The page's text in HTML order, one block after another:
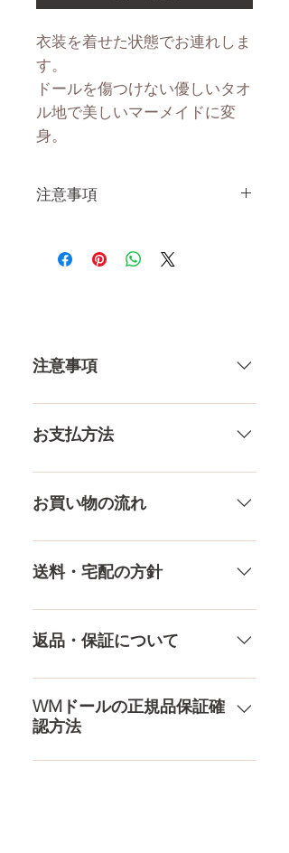
衣装を着せた状態でお連れしま
す。
ドールを傷つけない優しいタオ
ル地で美しいマーメイドに変
身。
注意事項
品なので、優しくお取り扱いく
注意事項
一体一体ハンドメイドで製造して
いる製品なので、商品により個体
ざいます。また、測る場所や測り
方でも多少の誤差があります。当
店採寸による実寸の誤差はご了承
ください。
お支払方法
メール、チャット（サイト下
部）、お電話やLINEで各種ご質問
銀行振込、クレジットカードなど
様々な決済方法に対応でき、お支
払いが超カンタン！ お支払方法を
もっとみる
お買い物の流れ
多種多様な品ぞろえ！工場と直接
やり取りをしているため、当店に
TPE素材、シリコン素材、上半身、
下半身、男性ドールや男の娘ドー
ルまで、ドールのパーツや収納用
品もご用意しております。 お買い
物の流れをもっと見る
送料・宅配の方針
送料は全国一律送料無料！宅配テ
ロ一斉無し！外箱には商品の中身
は一切されておりません。 送料・
配送の方針をもっと見る
返品・保証について
ドールのメイク直しなど充実した
アフターサービスを提供、最後ま
で対応いたします。 返品・保証を
WMドールの正規品保証確
認方法
コチラからWMドール様の公式サ